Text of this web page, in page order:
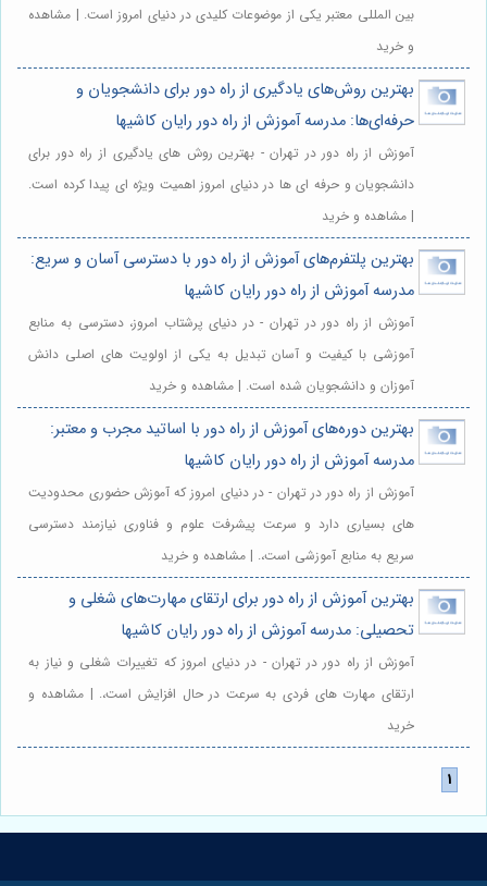
بین المللی معتبر یکی از موضوعات کلیدی در دنیای امروز است. | مشاهده
و خرید
بهترین روش‌های یادگیری از راه دور برای دانشجویان و
حرفه‌ای‌ها: مدرسه آموزش از راه دور رایان کاشیها
آموزش از راه دور در تهران - بهترین روش های یادگیری از راه دور برای
دانشجویان و حرفه ای ها در دنیای امروز اهمیت ویژه ای پیدا کرده است.
| مشاهده و خرید
بهترین پلتفرم‌های آموزش از راه دور با دسترسی آسان و سریع:
مدرسه آموزش از راه دور رایان کاشیها
آموزش از راه دور در تهران - در دنیای پرشتاب امروز، دسترسی به منابع
آموزشی با کیفیت و آسان تبدیل به یکی از اولویت های اصلی دانش
آموزان و دانشجویان شده است. | مشاهده و خرید
بهترین دوره‌های آموزش از راه دور با اساتید مجرب و معتبر:
مدرسه آموزش از راه دور رایان کاشیها
آموزش از راه دور در تهران - در دنیای امروز که آموزش حضوری محدودیت
های بسیاری دارد و سرعت پیشرفت علوم و فناوری نیازمند دسترسی
سریع به منابع آموزشی است،. | مشاهده و خرید
بهترین آموزش از راه دور برای ارتقای مهارت‌های شغلی و
تحصیلی: مدرسه آموزش از راه دور رایان کاشیها
آموزش از راه دور در تهران - در دنیای امروز که تغییرات شغلی و نیاز به
ارتقای مهارت های فردی به سرعت در حال افزایش است،. | مشاهده و
خرید